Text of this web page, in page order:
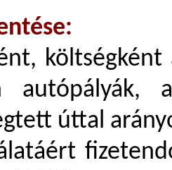
autópályák,
úttal